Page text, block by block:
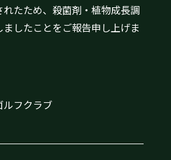
たため、殺菌剤・植物成長調
したことをご報告申し上げま
ルフクラブ